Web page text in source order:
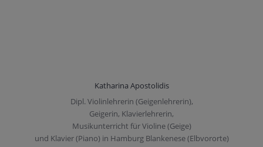
Katharina Apostolidis
Dipl. Violinlehrerin (Geigenlehrerin),
Geigerin, Klavierlehrerin,
Musikunterricht für Violine (Geige)
und Klavier (Piano) in Hamburg Blankenese (Elbvororte)